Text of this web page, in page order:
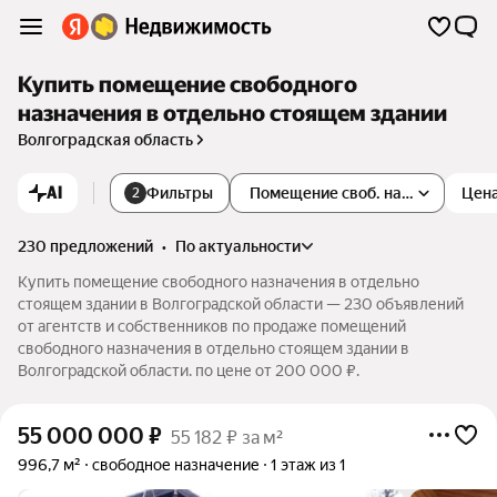
Купить помещение свободного
назначения в отдельно стоящем здании
Волгоградская область
AI 2 Фильтры Помещение своб. назначения
230 предложений •
по актуальности
Купить помещение свободного назначения в отдельно
стоящем здании в Волгоградской области — 230 объявлений
от агентств и собственников по продаже помещений
свободного назначения в отдельно стоящем здании в
Волгоградской области. по цене от 200 000 ₽.
55 000 000 ₽ 55 182 ₽ за м²
996,7 м² свободное назначение 1 этаж из 1